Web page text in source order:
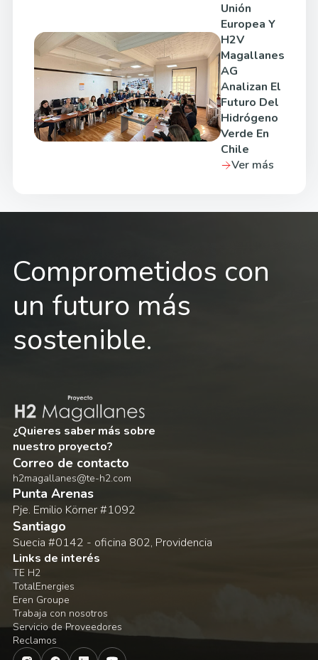
Unión
Europea Y
H2V
Magallanes
AG
Analizan El
Futuro Del
Hidrógeno
Verde En
Chile
Ver más
Comprometidos con
un futuro más
sostenible.
¿Quieres saber más sobre
nuestro proyecto?
Correo de contacto
h2magallanes@te-h2.com
Punta Arenas
Pje. Emilio Körner #1092
Santiago
Suecia #0142 - oficina 802, Providencia
Links de interés
TE H2
TotalEnergies
Eren Groupe
Trabaja con nosotros
Servicio de Proveedores
Reclamos